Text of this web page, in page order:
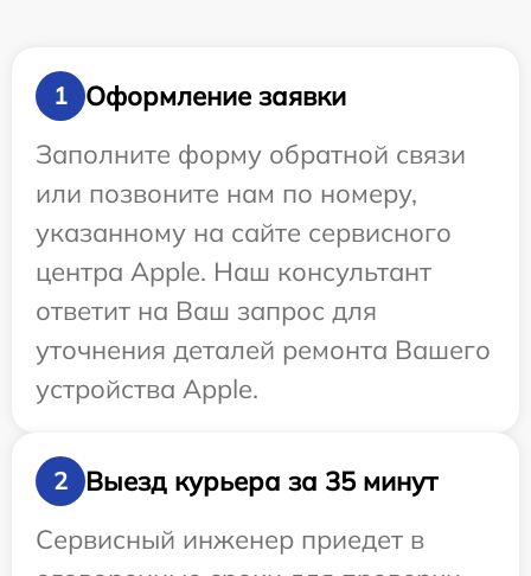
1
Оформление заявки
Заполните форму обратной связи
или позвоните нам по номеру,
указанному на сайте сервисного
центра Apple. Наш консультант
ответит на Ваш запрос для
уточнения деталей ремонта Вашего
устройства Apple.
2
Выезд курьера за 35 минут
Сервисный инженер приедет в